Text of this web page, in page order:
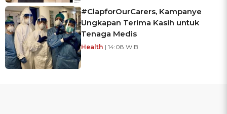
#ClapforOurCarers, Kampanye
Ungkapan Terima Kasih untuk
Tenaga Medis
Health | 14:08 WIB